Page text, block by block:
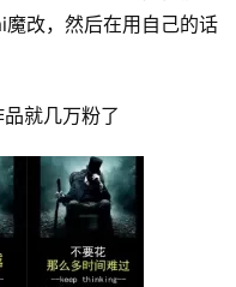
改，然后在用自己的话
就几万粉了